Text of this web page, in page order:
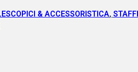
& ACCESSORISTICA,